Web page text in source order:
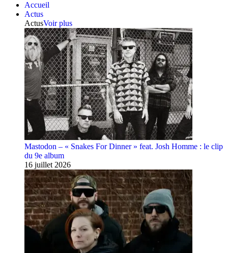
Accueil
Actus
ActusVoir plus
Mastodon – « Snakes For Dinner » feat. Josh Homme : le clip
du 9e album
16 juillet 2026